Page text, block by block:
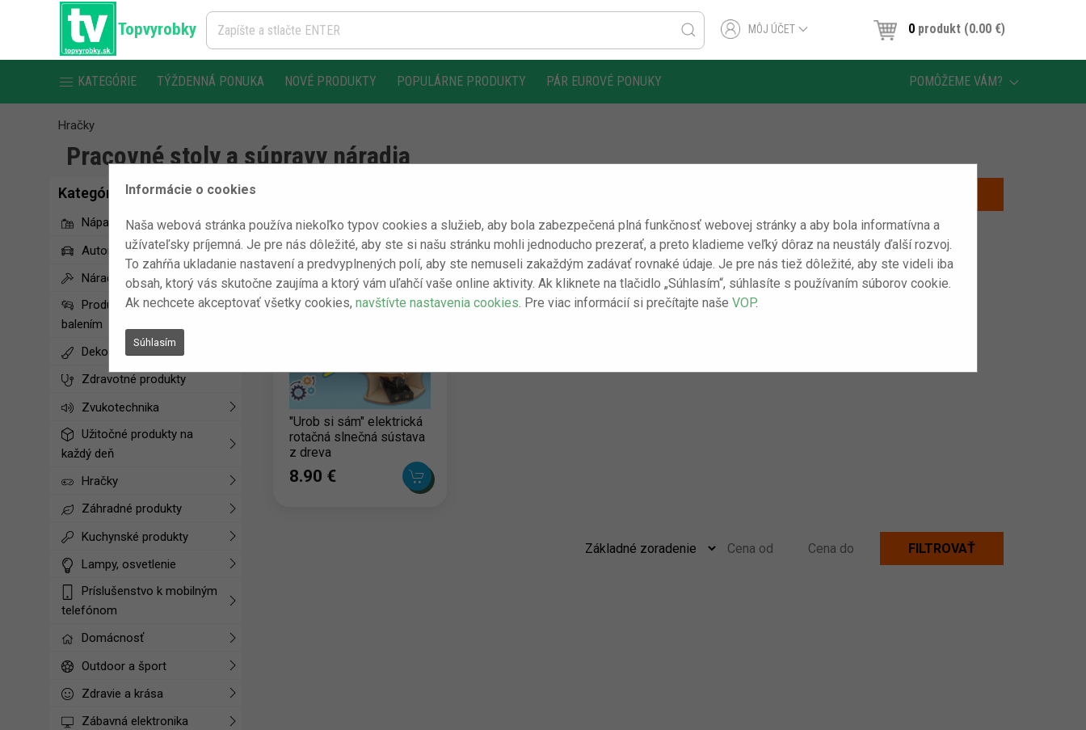
Informácie o cookies
Naša webová stránka používa niekoľko typov cookies a služieb, aby bola zabezpečená plná funkčnosť webovej stránky a aby bola informatívna a
užívateľsky príjemná. Je pre nás dôležité, aby ste si našu stránku mohli jednoducho prezerať, a preto kladieme veľký dôraz na neustály ďalší rozvoj.
To zahŕňa ukladanie nastavení a predvyplnených polí, aby ste nemuseli zakaždým zadávať rovnaké údaje. Je pre nás tiež dôležité, aby ste videli iba
obsah, ktorý vás skutočne zaujíma a ktorý vám uľahčí vaše online aktivity. Ak kliknete na tlačidlo „Súhlasím“, súhlasíte s používaním súborov cookie.
Ak nechcete akceptovať všetky cookies,navštívte nastavenia cookies . Pre viac informácií si prečítajte našeVOP.
Súhlasím
Topvyrobky MÔJ ÚČET 0produkt (0.00 ‎€)
KATEGÓRIE TÝŽDENNÁ PONUKA NOVÉ PRODUKTY POPULÁRNE PRODUKTY PÁR EUROVÉ PONUKY POMÔŽEME VÁM?
Hračky
Pracovné stoly a súpravy náradia
Kategórie
Nápady na darčeky
Automobilové doplnky
Náradie
Produkty s poškodeným
balením
Dekoračné produkty
Zdravotné produkty
Zvukotechnika
Užitočné produkty na
každý deň
Hračky
Záhradné produkty
Kuchynské produkty
Lampy, osvetlenie
Príslušenstvo k mobilným
telefónom
Domácnosť
Outdoor a šport
Zdravie a krása
Zábavná elektronika
"Urob si sám" elektrická
rotačná slnečná sústava
z dreva
8.90 ‎€